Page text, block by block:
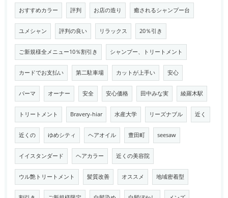
おすすめカラー 評判 お店の造り 癒されるシャンプー台
ユメシャン 評判の良い リラックス 20％引き
ご新規様全メニュー10％割引き シャンプー、トリートメント
カードでお支払い 第二駐車場 カットが上手い 安心
パーマ オーナー 安全 安心価格 田中みな実 綾羅木駅
トリートメント Bravery-hiar 水産大学 リーズナブル 近く
近くの ゆめシティ ヘアオイル 豊田町 seesaw
イイスタンダード ヘアカラー 近くの美容院
ウル艶トリートメント 髪質改善 オススメ 地域密着型